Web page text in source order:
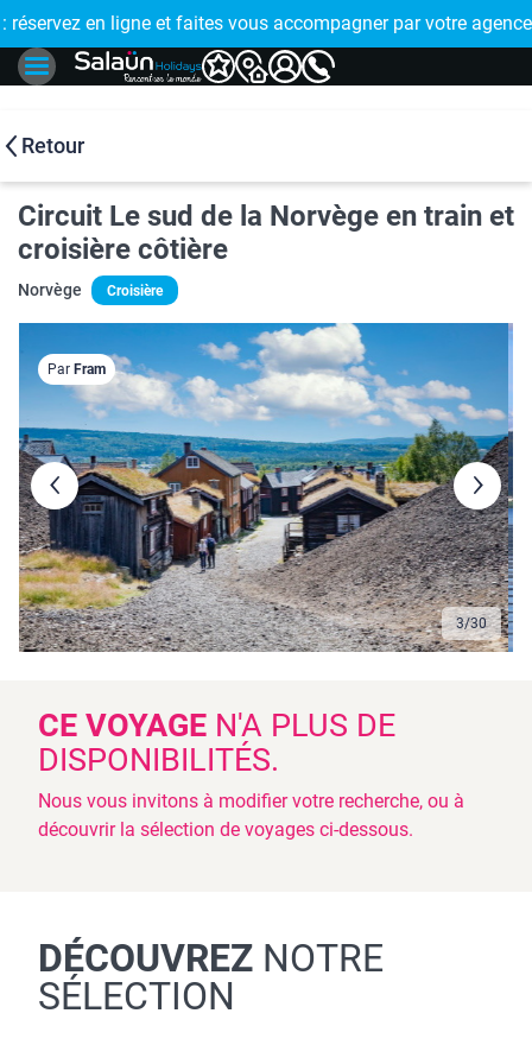
!
: réservez en ligne et faites vous accompagner par votre
🤩
Retour
Circuit Le sud de la Norvège en train et
croisière côtière
Norvège Croisière
3/30
Par Fram
CE VOYAGE N'A PLUS DE
DISPONIBILITÉS.
Nous vous invitons à modifier votre recherche, ou à
découvrir la sélection de voyages ci-dessous.
DÉCOUVREZ NOTRE
SÉLECTION